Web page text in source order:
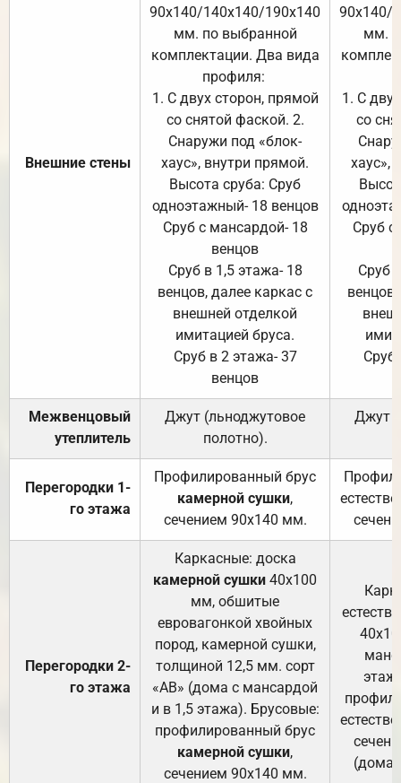
Внешние стены
90х140/140х140/190х140
мм. по выбранной
комплектации. Два вида
профиля:
1. С двух сторон, прямой
со снятой фаской. 2.
Снаружи под «блок-
хаус», внутри прямой.
Высота сруба: Сруб
одноэтажный- 18 венцов
Сруб с мансардой- 18
венцов
Сруб в 1,5 этажа- 18
венцов, далее каркас с
внешней отделкой
имитацией бруса.
Сруб в 2 этажа- 37
венцов
90х140/
мм.
1. С
со
хаус»,
Сруб с
Сруб
Сруб
Межвенцовый
утеплитель
Джут (льноджутовое
полотно).
Джут
Перегородки 1-
го этажа
Профилированный брус
камерной сушки,
сечением 90х140 мм.
Перегородки 2-
го этажа
Каркасные: доска
камерной сушки 40х100
мм, обшитые
евровагонкой хвойных
пород, камерной сушки,
толщиной 12,5 мм. сорт
«АВ» (дома с мансардой
и в 1,5 этажа). Брусовые:
профилированный брус
камерной сушки,
сечением 90х140 мм.
(дома